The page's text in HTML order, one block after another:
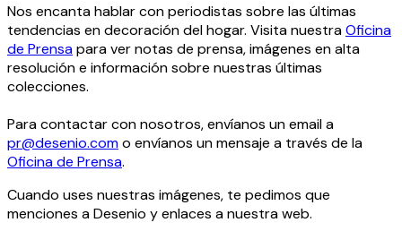
Nos encanta hablar con periodistas sobre las últimas
tendencias en decoración del hogar. Visita nuestraOficina
de Prensapara ver notas de prensa, imágenes en alta
resolución e información sobre nuestras últimas
colecciones.
Para contactar con nosotros, envíanos un email a
pr@desenio.como envíanos un mensaje a través de la
Oficina de Prensa.
Cuando uses nuestras imágenes, te pedimos que
menciones a Desenio y enlaces a nuestra web.